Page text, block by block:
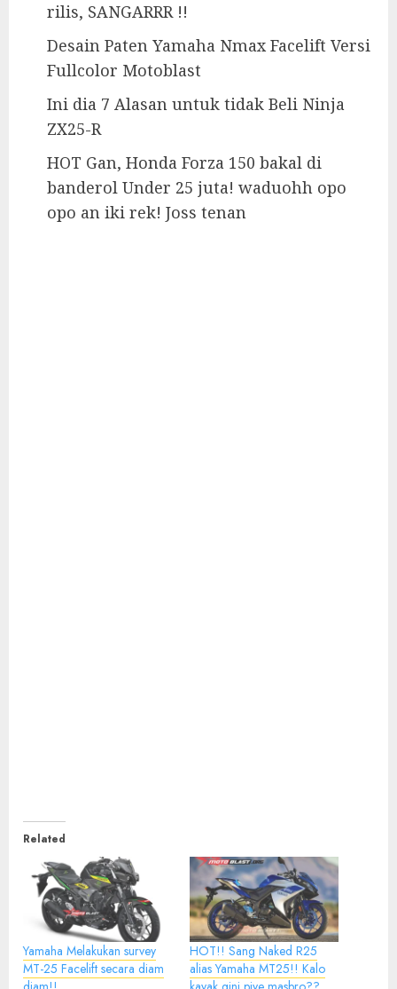
rilis, SANGARRR !!
Desain Paten Yamaha Nmax Facelift Versi
Fullcolor Motoblast
Ini dia 7 Alasan untuk tidak Beli Ninja
ZX25-R
HOT Gan, Honda Forza 150 bakal di
banderol Under 25 juta! waduohh opo
opo an iki rek! Joss tenan
Related
Yamaha Melakukan survey
MT-25 Facelift secara diam
HOT!! Sang Naked R25
alias Yamaha MT25!! Kalo